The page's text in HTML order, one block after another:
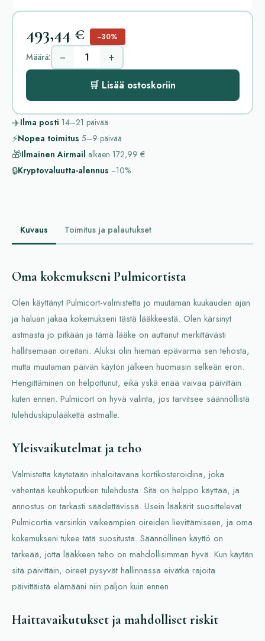
493,44 € −30%
Määrä: − +
🛒 Lisää ostoskoriin
✈️Ilma posti 14–21 päivää
⚡Nopea toimitus 5–9 päivää
🎁Ilmainen Airmail alkaen 172,99 €
🔒Kryptovaluutta-alennus −10%
Kuvaus Toimitus ja palautukset
Oma kokemukseni Pulmicortista
Olen käyttänyt Pulmicort-valmistetta jo muutaman kuukauden ajan
ja haluan jakaa kokemukseni tästä lääkkeestä. Olen kärsinyt
astmasta jo pitkään ja tämä lääke on auttanut merkittävästi
hallitsemaan oireitani. Aluksi olin hieman epävarma sen tehosta,
mutta muutaman päivän käytön jälkeen huomasin selkeän eron.
Hengittäminen on helpottunut, eikä yskä enää vaivaa päivittäin
kuten ennen. Pulmicort on hyvä valinta, jos tarvitsee säännöllistä
tulehduskipulääkettä astmalle.
Yleisvaikutelmat ja teho
Valmistetta käytetään inhaloitavana kortikosteroidina, joka
vähentää keuhkoputkien tulehdusta. Sitä on helppo käyttää, ja
annostus on tarkasti säädettävissä. Usein lääkärit suosittelevat
Pulmicortia varsinkin vaikeampien oireiden lievittämiseen, ja oma
kokemukseni tukee tätä suositusta. Säännöllinen käyttö on
tärkeää, jotta lääkkeen teho on mahdollisimman hyvä. Kun käytän
sitä päivittäin, oireet pysyvät hallinnassa eivätkä rajoita
päivittäistä elämääni niin paljon kuin ennen.
Haittavaikutukset ja mahdolliset riskit